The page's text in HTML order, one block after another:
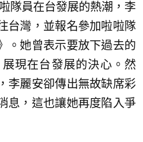
隊員在台發展的熱潮，李
台灣，並報名參加啦啦隊
。她曾表示要放下過去的
現在台發展的決心。然
李麗安卻傳出無故缺席彩
息，這也讓她再度陷入爭